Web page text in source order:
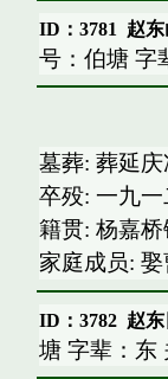
ID：3781 赵
号：伯塘 字
墓葬: 葬延庆
卒殁: 一九一
籍贯: 杨嘉桥
家庭成员: 娶
ID：3782 赵
塘 字辈：东